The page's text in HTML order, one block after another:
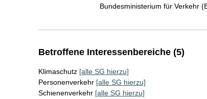
Bundesministerium für Verkehr
Betroffene Interessenbereiche (5)
Klimaschutz [alle SG hierzu]
Personenverkehr [alle SG hierzu]
Schienenverkehr [alle SG hierzu]